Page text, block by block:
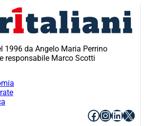
1996 da Angelo Maria Perrino
responsabile Marco Scotti
Facebook
X